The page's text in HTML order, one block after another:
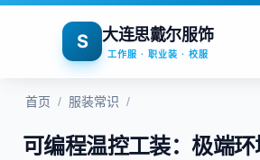
S 大连思戴尔服饰
工作服 · 职业装 · 校服
首页 / 服装常识 /
可编程温控工装：极端